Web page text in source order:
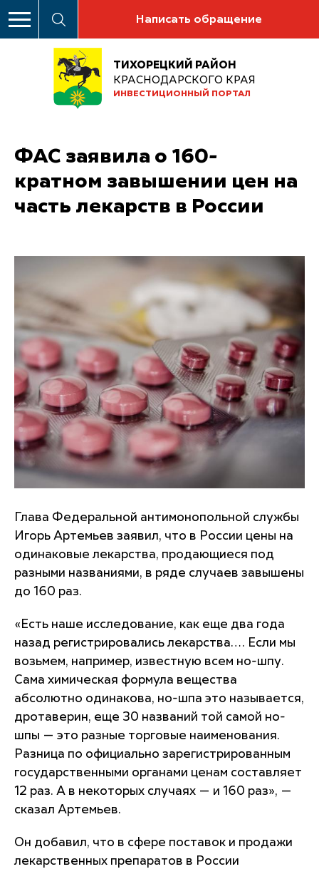
Написать обращение
ТИХОРЕЦКИЙ РАЙОН
КРАСНОДАРСКОГО КРАЯ
ИНВЕСТИЦИОННЫЙ ПОРТАЛ
ФАС заявила о 160-
кратном завышении цен на
часть лекарств в России
Глава Федеральной антимонопольной службы
Игорь Артемьев заявил, что в России цены на
одинаковые лекарства, продающиеся под
разными названиями, в ряде случаев завышены
до 160 раз.
«Есть наше исследование, как еще два года
назад регистрировались лекарства…. Если мы
возьмем, например, известную всем но-шпу.
Сама химическая формула вещества
абсолютно одинакова, но-шпа это называется,
дротаверин, еще 30 названий той самой но-
шпы — это разные торговые наименования.
Разница по официально зарегистрированным
государственными органами ценам составляет
12 раз. А в некоторых случаях — и 160 раз», —
сказал Артемьев.
Он добавил, что в сфере поставок и продажи
лекарственных препаратов в России